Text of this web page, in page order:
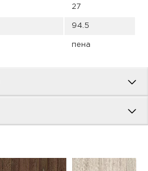
27
94.5
пена